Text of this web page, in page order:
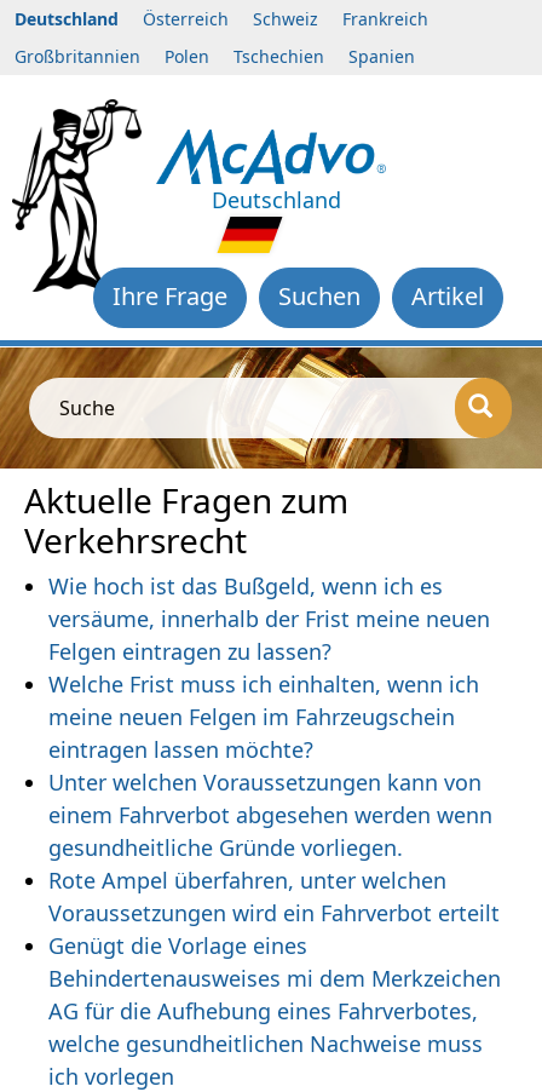
Deutschland Österreich Schweiz
Frankreich
Großbritannien
Polen Tschechien Spanien
Deutschland
Artikel
Suchen
Ihre Frage
Suche
Aktuelle Fragen zum
Verkehrsrecht
Wie hoch ist das Bußgeld, wenn ich es
versäume, innerhalb der Frist meine neuen
Felgen eintragen zu lassen?
Welche Frist muss ich einhalten, wenn ich
meine neuen Felgen im Fahrzeugschein
eintragen lassen möchte?
Unter welchen Voraussetzungen kann von
einem Fahrverbot abgesehen werden wenn
gesundheitliche Gründe vorliegen.
Rote Ampel überfahren, unter welchen
Voraussetzungen wird ein Fahrverbot erteilt
Genügt die Vorlage eines
Behindertenausweises mi dem Merkzeichen
AG für die Aufhebung eines Fahrverbotes,
welche gesundheitlichen Nachweise muss
ich vorlegen